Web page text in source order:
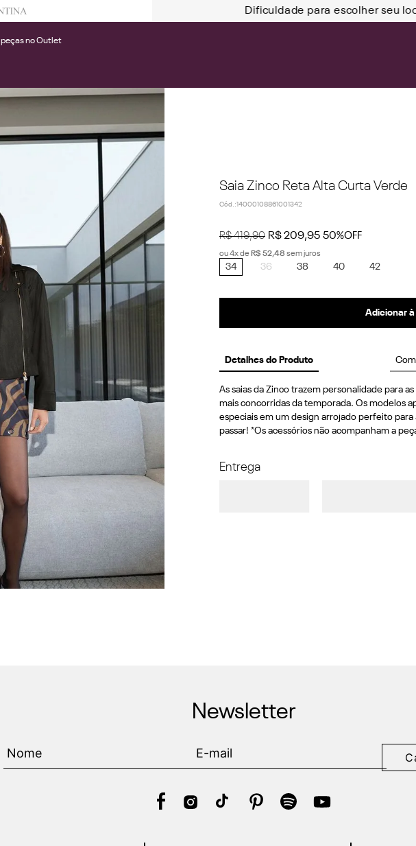
Dificuldade para escolher seu
peças no Outlet
Saia Zinco Reta Alta Curta Verde
Cód. :14000108861001342
R$ 419,90 R$209,95 50%OFF
ou4x de R$ 52,48 sem juros
34 36 38 40 42
Adicionar
Detalhes do Produto
As saias da Zinco trazem personalidade para
mais concorridas da temporada. Os modelos
especiais em um design arrojado perfeito
passar! *Os acessórios não acompanham a
Entrega
Newsletter